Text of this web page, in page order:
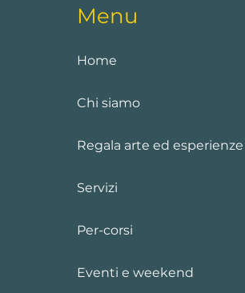
Menu
Home
Chi siamo
Regala arte ed esperienze
Servizi
Per-corsi
Eventi e weekend